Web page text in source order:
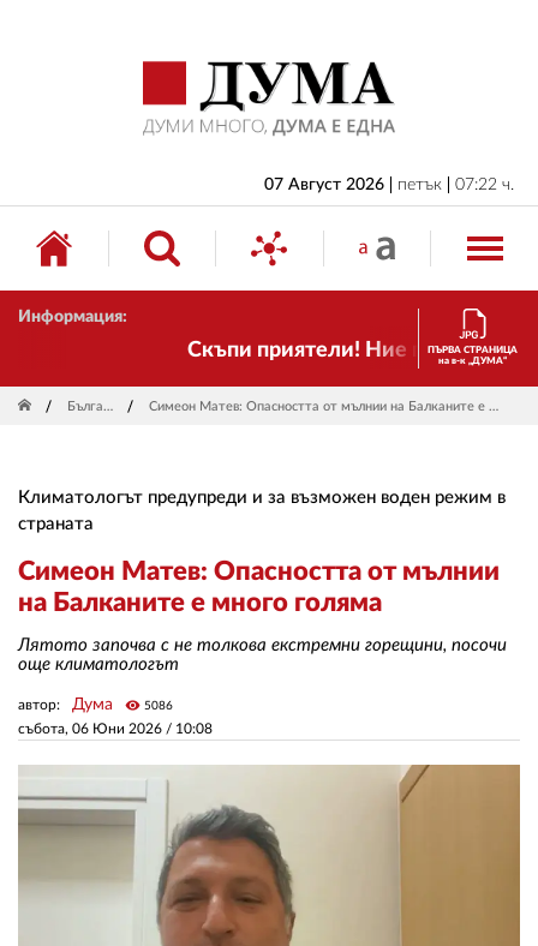
07 Август 2026 петък 07:22 ч.
Информация:
Скъпи приятели! Ние пак сме тук!
ПЪРВА СТРАНИЦА
на в-к „ДУМА“
България Симеон Матев: Опасността от мълнии на Балканите е много голяма
Климатологът предупреди и за възможен воден режим в
страната
Симеон Матев: Опасността от мълнии
на Балканите е много голяма
Лятото започва с не толкова екстремни горещини, посочи
още климатологът
събота, 06 Юни 2026 / 10:08
автор: Дума visibility 5086
БЪЛГАРИЯ
ИКОНОМИКА
ИЗБОРИ
СВЯТ
ЗА НАС
АВТОРИ
КОНТАКТИ
АБОНАМЕНТ
УСЛОВИЯ ЗА ПОЛЗВАНЕ
ПОЛИТИКА ЗА БИСКВИТКИТЕ